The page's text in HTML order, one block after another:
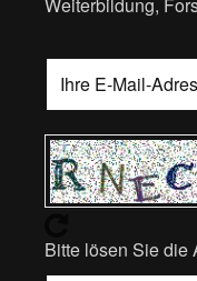
Weiterbildung,
Bitte lösen Sie die